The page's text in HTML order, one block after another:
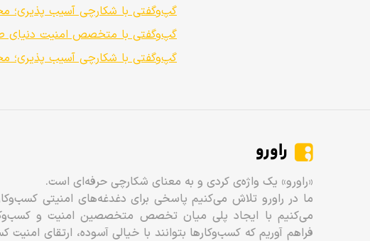
گپ‌وگفتی با شکارچی آسیب پذیری؛
گپ‌وگفتی با متخصص امنیت دنیای
گپ‌وگفتی با شکارچی آسیب پذیری؛
راورو
«راورو» یک واژه‌ی کردی و به معنای شکارچی حرفه‌ای است.
ما در راورو تلاش می‌کنیم پاسخی برای دغدغه‌های امنیتی
می‌کنیم با ایجاد پلی میان تخصص متخصصین امنیت و
فراهم آوریم که کسب‌وکارها بتوانند با خیالی آسوده، ارتقای امنیت